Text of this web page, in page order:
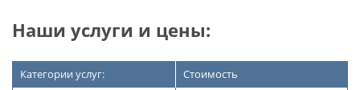
Наши услуги и цены:
Категории услуг: Стоимость